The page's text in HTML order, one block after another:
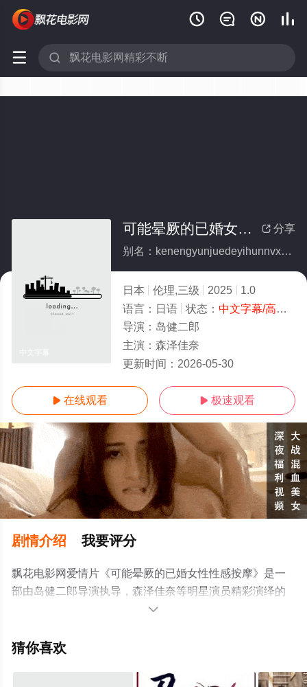
   
 
 分享
可能晕厥的已婚女性性感按摩
别名：kenengyunjuedeyihunnvxingxinggananmo
日本 伦理,三级 2025
1.0
语言： 日语 状态： 中文字幕/高清
导演： 岛健二郎
主演： 森泽佳奈
更新时间： 2026-05-30
 在线观看  极速观看
剧情介绍 我要评分
飘花电影网爱情片《可能晕厥的已婚女性性感按摩》是一
部由岛健二郎导演执导，森泽佳奈等明星演员精彩演绎的
日本电影，手机免费观看高清未删减完整版电影大全就上
情网等平台了解。

猜你喜欢